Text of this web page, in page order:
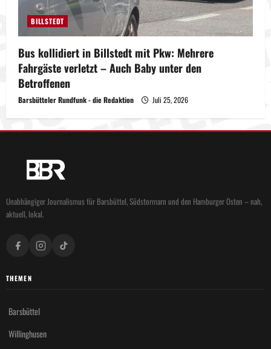
BILLSTEDT
Bus kollidiert in Billstedt mit Pkw: Mehrere
Fahrgäste verletzt – Auch Baby unter den
Betroffenen
Barsbütteler Rundfunk - die Redaktion Juli 25, 2026
Unabhängiger Journalismus für Barsbüttel, Südstormarn und den Hamburger Osten – nah,
aktuell, lokal.
THEMEN
Barsbüttel
Willinghusen